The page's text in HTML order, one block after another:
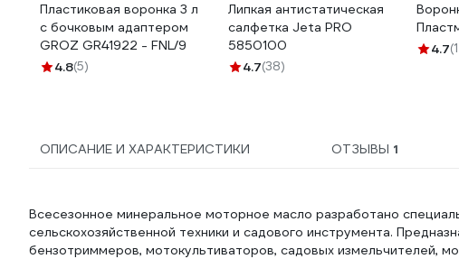
Пластиковая воронка 3 л
с бочковым адаптером
GROZ GR41922 - FNL/9
4.8(5)
Липкая антистатическая
салфетка Jeta PRO
5850100
4.7(38)
4.7
ОПИСАНИЕ И ХАРАКТЕРИСТИКИ ОТЗЫВЫ 1
Всесезонное минеральное моторное масло разработано
сельскохозяйственной техники и садового инструмента.
бензотриммеров, мотокультиваторов, садовых измельчителей,